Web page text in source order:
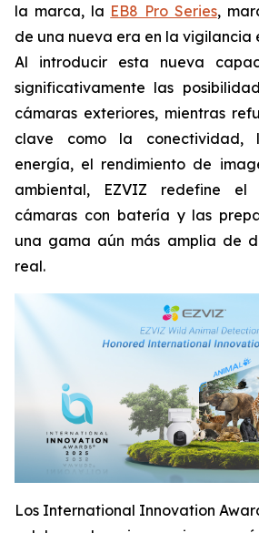
la marca, la EB8 Pro Series,
de una nueva era en la vigilancia
Al introducir esta nueva
significativamente las
cámaras exteriores, mientras
clave como la conectividad,
energía, el rendimiento de
ambiental, EZVIZ redefine
cámaras con batería y las
una gama aún más amplia de
real.
Los International Innovation